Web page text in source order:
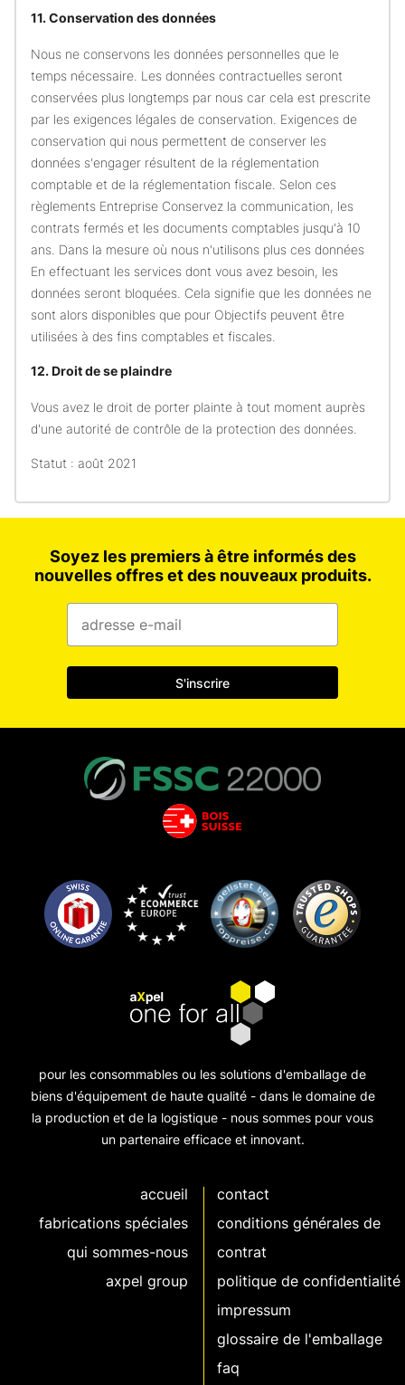
11. Conservation des données
Nous ne conservons les données personnelles que le
temps nécessaire. Les données contractuelles seront
conservées plus longtemps par nous car cela est prescrite
par les exigences légales de conservation. Exigences de
conservation qui nous permettent de conserver les
données s'engager résultent de la réglementation
comptable et de la réglementation fiscale. Selon ces
règlements Entreprise Conservez la communication, les
contrats fermés et les documents comptables jusqu'à 10
ans. Dans la mesure où nous n'utilisons plus ces données
En effectuant les services dont vous avez besoin, les
données seront bloquées. Cela signifie que les données ne
sont alors disponibles que pour Objectifs peuvent être
utilisées à des fins comptables et fiscales.
12. Droit de se plaindre
Vous avez le droit de porter plainte à tout moment auprès
d'une autorité de contrôle de la protection des données.
Statut : août 2021
Soyez les premiers à être informés des
nouvelles offres et des nouveaux produits.
S'inscrire
pour les consommables ou les solutions d'emballage de
biens d'équipement de haute qualité - dans le domaine de
la production et de la logistique - nous sommes pour vous
un partenaire efficace et innovant.
accueil
fabrications spéciales
qui sommes-nous
axpel group
contact
conditions générales de
contrat
politique de confidentialité
impressum
glossaire de l'emballage
faq